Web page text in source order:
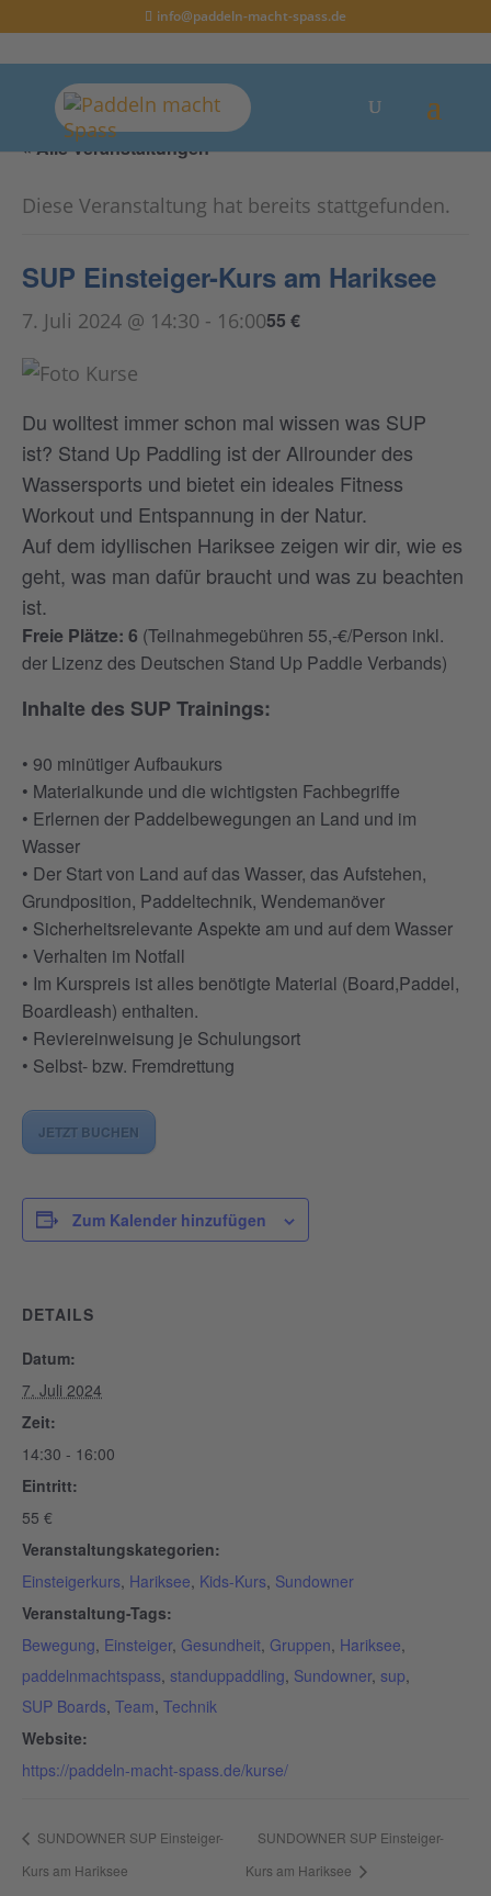
info@paddeln-macht-spass.de
« Alle Veranstaltungen
Diese Veranstaltung hat bereits stattgefunden.
SUP Einsteiger-Kurs am Hariksee
7. Juli 2024 @ 14:30 - 16:0055 €
Du wolltest immer schon mal wissen was SUP
ist? Stand Up Paddling ist der Allrounder des
Wassersports und bietet ein ideales Fitness
Workout und Entspannung in der Natur.
Auf dem idyllischen Hariksee zeigen wir dir, wie es
geht, was man dafür braucht und was zu beachten
ist.
Freie Plätze: 6 (Teilnahmegebühren 55,-€/Person inkl.
der Lizenz des Deutschen Stand Up Paddle Verbands)
Inhalte des SUP Trainings:
• 90 minütiger Aufbaukurs
• Materialkunde und die wichtigsten Fachbegriffe
• Erlernen der Paddelbewegungen an Land und im
Wasser
• Der Start von Land auf das Wasser, das Aufstehen,
Grundposition, Paddeltechnik, Wendemanöver
• Sicherheitsrelevante Aspekte am und auf dem Wasser
• Verhalten im Notfall
• Im Kurspreis ist alles benötigte Material (Board,Paddel,
Boardleash) enthalten.
• Reviereinweisung je Schulungsort
• Selbst- bzw. Fremdrettung
JETZT BUCHEN
Zum Kalender hinzufügen
DETAILS
Datum:
7. Juli 2024
Zeit:
14:30 - 16:00
Eintritt:
55 €
Veranstaltungskategorien:
Einsteigerkurs, Hariksee, Kids-Kurs, Sundowner
Veranstaltung-Tags:
Bewegung, Einsteiger, Gesundheit, Gruppen, Hariksee,
paddelnmachtspass, standuppaddling, Sundowner, sup,
SUP Boards, Team, Technik
Website:
https://paddeln-macht-spass.de/kurse/
SUNDOWNER SUP Einsteiger-
Kurs am Hariksee
SUNDOWNER SUP Einsteiger-
Kurs am Hariksee